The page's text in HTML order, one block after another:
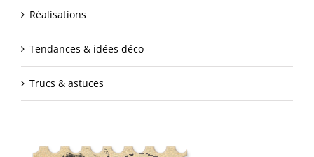
Réalisations
Tendances & idées déco
Trucs & astuces